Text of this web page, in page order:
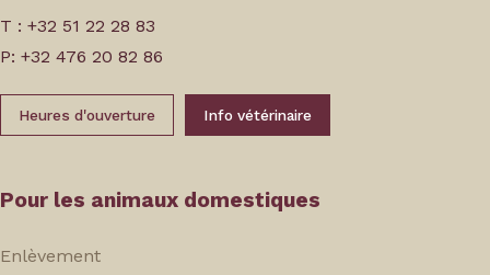
T : +32 51 22 28 83
P: +32 476 20 82 86
Heures d'ouverture Info vétérinaire
Pour les animaux domestiques
Enlèvement